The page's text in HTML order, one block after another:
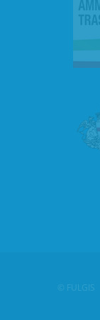
© FULGIS